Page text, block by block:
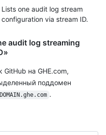
Lists one audit log stream
configuration via stream ID.
audit log streaming
GitHub на GHE.com,
поддомен
.